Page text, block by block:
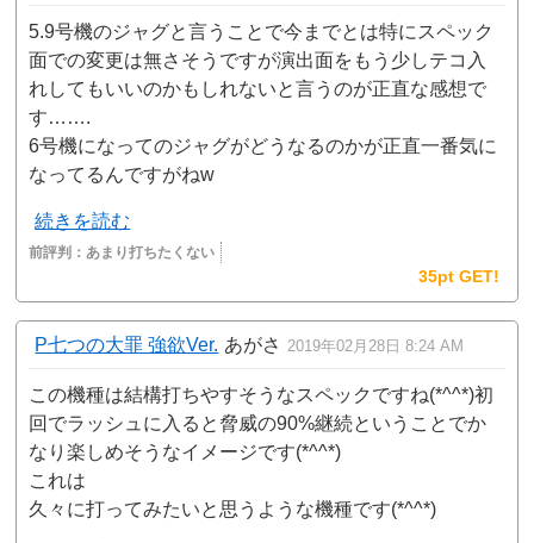
5.9号機のジャグと言うことで今までとは特にスペック
面での変更は無さそうですが演出面をもう少しテコ入
れしてもいいのかもしれないと言うのが正直な感想で
す…….
6号機になってのジャグがどうなるのかが正直一番気に
なってるんですがねw
続きを読む
前評判：あまり打ちたくない
35pt GET!
P七つの大罪 強欲Ver. あがさ 2019年02月28日 8:24 AM
この機種は結構打ちやすそうなスペックですね(*^^*)初
回でラッシュに入ると脅威の90%継続ということでか
なり楽しめそうなイメージです(*^^*)
これは
久々に打ってみたいと思うような機種です(*^^*)